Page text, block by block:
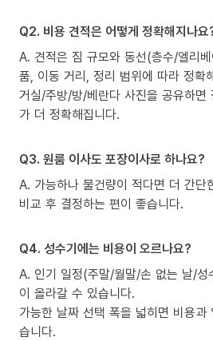
Q2. 비용 견적은 어떻게 정확해지나요
A. 견적은 짐 규모와 동선(층수/엘리
품, 이동 거리, 정리 범위에 따라 정확
거실/주방/방/베란다 사진을 공유하면
가 더 정확해집니다.
Q3. 원룸 이사도 포장이사로 하나요?
A. 가능하나 물건량이 적다면 더 간단
비교 후 결정하는 편이 좋습니다.
Q4. 성수기에는 비용이 오르나요?
A. 인기 일정(주말/월말/손 없는 날/성
이 올라갈 수 있습니다.
가능한 날짜 선택 폭을 넓히면 비용
습니다.